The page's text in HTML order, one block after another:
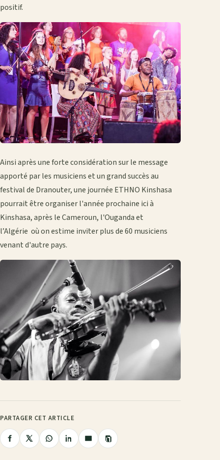
positif.
Ainsi après une forte considération sur le message
apporté par les musiciens et un grand succès au
festival de Dranouter, une journée ETHNO Kinshasa
pourrait être organiser l'année prochaine ici à
Kinshasa, après le Cameroun, l'Ouganda et
l’Algérie où on estime inviter plus de 60 musiciens
venant d'autre pays.
PARTAGER CET ARTICLE
PartagerPartagerPartagerPartagerPartager
Copier
le